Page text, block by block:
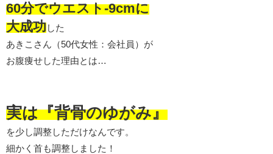
60分でウエスト-9cmに
大成功した
あきこさん（50代女性：会社員）が
お腹痩せした理由とは…
実は『背骨のゆがみ』
を少し調整しただけなんです。
細かく首も調整しました！